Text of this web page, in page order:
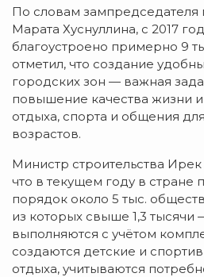
По словам зампредседателя
Марата Хуснуллина, с 2017
благоустроено примерно 9
отметил, что создание
городских зон — важная
повышение качества жизни
отдыха, спорта и общения
возрастов.
Министр строительства
что в текущем году в стране
порядок около 5 тыс.
из которых свыше 1,3 тысячи
выполняются с учётом
создаются детские и
отдыха, учитываются